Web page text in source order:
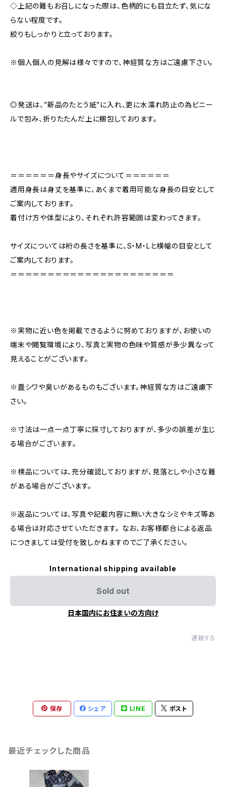
◇上記の難もお召しになった際は、色柄的にも目立たず、気にな
らない程度です。
絞りもしっかりと立っております。
※個人個人の見解は様々ですので、神経質な方はご遠慮下さい。
◎発送は、”新品のたとう紙”に入れ、更に水濡れ防止の為ビニー
ルで包み、折りたたんだ上に梱包しております。
＝＝＝＝＝＝身長やサイズについて＝＝＝＝＝＝
適用身長は身丈を基準に、あくまで着用可能な身長の目安として
ご案内しております。
着付け方や体型により、それぞれ許容範囲は変わってきます。
サイズについては裄の長さを基準に、S・M・Lと横幅の目安として
ご案内しております。
＝＝＝＝＝＝＝＝＝＝＝＝＝＝＝＝＝＝＝＝＝＝
※実物に近い色を掲載できるように努めておりますが、お使いの
端末や閲覧環境により、写真と実物の色味や質感が多少異なって
見えることがございます。
※畳シワや臭いがあるものもございます。神経質な方はご遠慮下
さい。
※寸法は一点一点丁寧に採寸しておりますが、多少の誤差が生じ
る場合がございます。
※検品については、充分確認しておりますが、見落としや小さな難
がある場合がございます。
※返品については、写真や記載内容に無い大きなシミやキズ等あ
る場合は対応させていただきます。 なお、お客様都合による返品
につきましては受付を致しかねますのでご了承ください。
International shipping available
Sold out
日本国内にお住まいの方向け
通報する
保存 シェア LINE ポスト
最近チェックした商品